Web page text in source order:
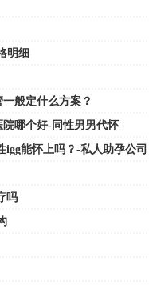
明细
般定什么方案？
哪个好-同性男男代怀
能怀上吗？-私人助孕公司
吗